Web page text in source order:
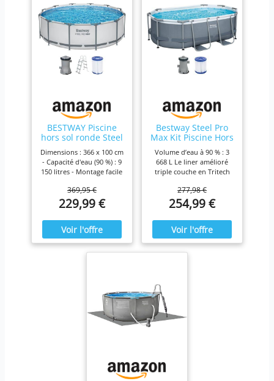
BESTWAY Piscine
hors sol ronde Steel
cm
Dimensions : 366 x 100 cm
- Capacité d'eau (90 %) : 9
150 litres - Montage facile
intérieur aspect mosaïque
de galets Connexion sûre
grâce au connecteur en T,
matériau DuraPlus
robuste à 3 couches pour
une grande durabilité,
006 l/h, 220-240 V,
transformateur 12 V, 40
W, certifié GS (DEKRA),
cartouche filtrante
369,95 €
229,99 €
Bestway Steel Pro
Max Kit Piscine Hors
Sol - 305 cm x 200
cm x 84 cm - Gris
Volume d’eau à 90 % : 3
668 L Le liner amélioré
triple couche en Tritech
aux déchirures, 33 % plus
résistant à la déformation
et 83 % plus résistant à la
perforation que le PVC
classique Le cadre en
acier résistant à la
Fournie avec une pompe
de filtration de 1 249 L
Montage et démontage
faciles sans outil
277,98 €
254,99 €